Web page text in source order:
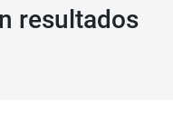
resultados